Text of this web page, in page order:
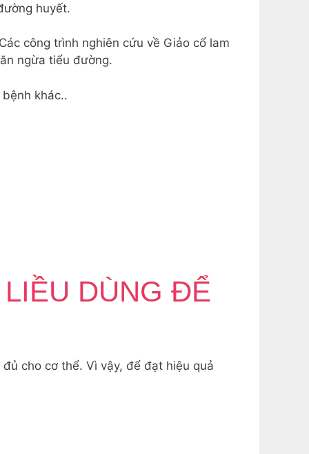
huyết.
công trình nghiên cứu về Giảo cổ lam
ngừa tiểu đường.
khác..
DÙNG ĐỂ
cho cơ thể. Vì vậy, để đạt hiệu quả